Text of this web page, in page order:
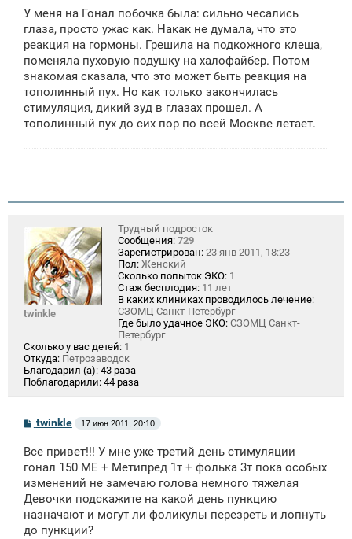
б
щ
н
и
У меня на Гонал побочка была: сильно чесались
глаза, просто ужас как. Накак не думала, что это
реакция на гормоны. Грешила на подкожного клеща,
поменяла пуховую подушку на халофайбер. Потом
знакомая сказала, что это может быть реакция на
тополинный пух. Но как только закончилась
стимуляция, дикий зуд в глазах прошел. А
тополинный пух до сих пор по всей Москве летает.
twinkle
Трудный подросток
Сообщения: 729
Зарегистрирован: 23 янв 2011, 18:23
Пол: Женский
Сколько попыток ЭКО: 1
Стаж бесплодия: 11 лет
В каких клиниках проводилось лечение:
СЗОМЦ Санкт-Петербург
Где было удачное ЭКО: СЗОМЦ Санкт-
Петербург
Сколько у вас детей: 1
Откуда: Петрозаводск
Благодарил (а): 43 раза
Поблагодарили: 44 раза
С
б
щ
н
и
twinkle 17 июн 2011, 20:10
Все привет!!! У мне уже третий день стимуляции
гонал 150 МЕ + Метипред 1т + фолька 3т пока особых
изменений не замечаю голова немного тяжелая
Девочки подскажите на какой день пункцию
назначают и могут ли фоликулы перезреть и лопнуть
до пункции?